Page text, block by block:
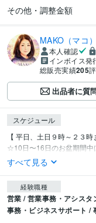
その他・調整金額
MAKO（マコ
本人確認
インボイス発
総販売実績205
出品者に質
スケジュール
【 平日、土日９時～２３時
☆10日〜16日のお盆期間中
すべて見る
経験職種
営業 / 営業事務・アシスタ
事務・ビジネスサポート /